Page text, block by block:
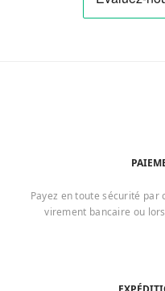
Payez en toute sécurité par
virement bancaire ou